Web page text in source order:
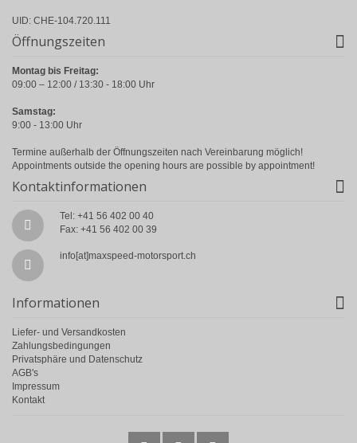
UID: CHE-104.720.111
Öffnungszeiten
Montag bis Freitag:
09:00 – 12:00 / 13:30 - 18:00 Uhr
Samstag:
9:00 - 13:00 Uhr
Termine außerhalb der Öffnungszeiten nach Vereinbarung möglich!
Appointments outside the opening hours are possible by appointment!
Kontaktinformationen
Tel: +41 56 402 00 40
Fax: +41 56 402 00 39
info[at]maxspeed-motorsport.ch
Informationen
Liefer- und Versandkosten
Zahlungsbedingungen
Privatsphäre und Datenschutz
AGB's
Impressum
Kontakt